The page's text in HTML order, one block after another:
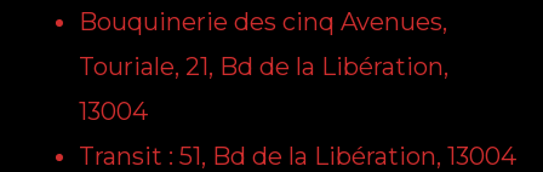
Bouquinerie des cinq Avenues,
Touriale, 21, Bd de la Libération,
13004
Transit : 51, Bd de la Libération, 13004